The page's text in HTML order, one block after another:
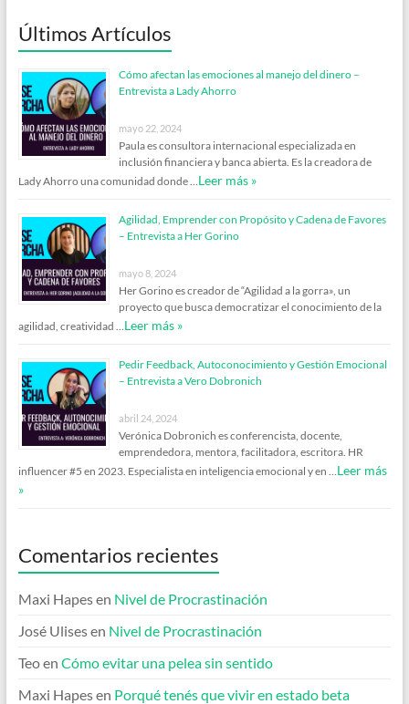
Últimos Artículos
Cómo afectan las emociones al manejo del dinero –
Entrevista a Lady Ahorro
mayo 22, 2024
Paula es consultora internacional especializada en
inclusión financiera y banca abierta. Es la creadora de
Lady Ahorro una comunidad donde … Leer más »
Agilidad, Emprender con Propósito y Cadena de Favores
– Entrevista a Her Gorino
mayo 8, 2024
Her Gorino es creador de “Agilidad a la gorra», un
proyecto que busca democratizar el conocimiento de la
agilidad, creatividad … Leer más »
Pedir Feedback, Autoconocimiento y Gestión Emocional
– Entrevista a Vero Dobronich
abril 24, 2024
Verónica Dobronich es conferencista, docente,
emprendedora, mentora, facilitadora, escritora. HR
influencer #5 en 2023. Especialista en inteligencia emocional y en … Leer más
»
Comentarios recientes
Maxi Hapesen Nivel de Procrastinación
José Ulisesen Nivel de Procrastinación
Teoen Cómo evitar una pelea sin sentido
Maxi Hapesen Porqué tenés que vivir en estado beta